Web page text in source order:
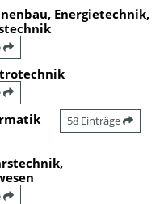
Energietechnik,
58 Einträge